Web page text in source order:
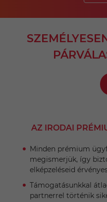
AZ IRODAI
Minden prémium
megismerjük, így
elképzeléseid
Támogatásunkkal
partnerrel történik